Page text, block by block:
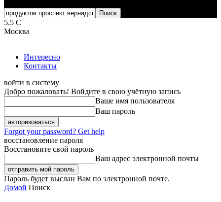
5.5 C
Москва
Интересно
Контакты
войти в систему
Добро пожаловать! Войдите в свою учётную запись
Ваше имя пользователя
Ваш пароль
Forgot your password? Get help
восстановление пароля
Восстановите свой пароль
Ваш адрес электронной почты
Пароль будет выслан Вам по электронной почте.
Домой Поиск